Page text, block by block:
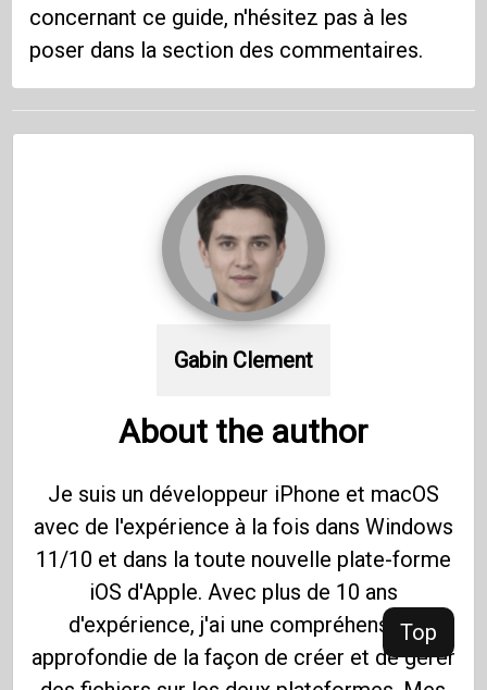
Top
concernant ce guide, n'hésitez pas à les
poser dans la section des commentaires.
Gabin Clement
About the author
Je suis un développeur iPhone et macOS
avec de l'expérience à la fois dans Windows
11/10 et dans la toute nouvelle plate-forme
iOS d'Apple. Avec plus de 10 ans
d'expérience, j'ai une compréhension
approfondie de la façon de créer et de gérer